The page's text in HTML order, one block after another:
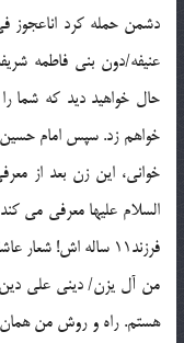
دشمن حمله کرد اناعجوز
عنيفه/دون بني فاطمه
حال خواهيد ديد که شما
خواهم زد. سپس امام
خواني، اين زن بعد از
السلام عليها معرفي مي
فرزند11 ساله اش!
من آل يزن/ ديني علي
هستم. راه و روش من